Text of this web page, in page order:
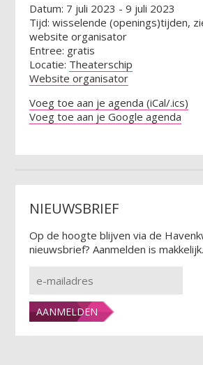
Datum: 7 juli 2023 - 9 juli 2023
Tijd: wisselende (openings)tijden,
website organisator
Entree: gratis
Locatie: Theaterschip
Website organisator
Voeg toe aan je agenda (iCal/.ics)
Voeg toe aan je Google agenda
NIEUWSBRIEF
Op de hoogte blijven via de
nieuwsbrief? Aanmelden is